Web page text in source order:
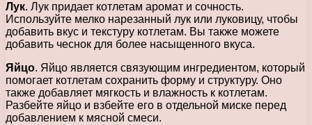
Лук. Лук придает котлетам аромат и сочность.
Используйте мелко нарезанный лук или луковицу, чтобы
добавить вкус и текстуру котлетам. Вы также можете
добавить чеснок для более насыщенного вкуса.
Яйцо. Яйцо является связующим ингредиентом, который
помогает котлетам сохранить форму и структуру. Оно
также добавляет мягкость и влажность к котлетам.
Разбейте яйцо и взбейте его в отдельной миске перед
добавлением к мясной смеси.